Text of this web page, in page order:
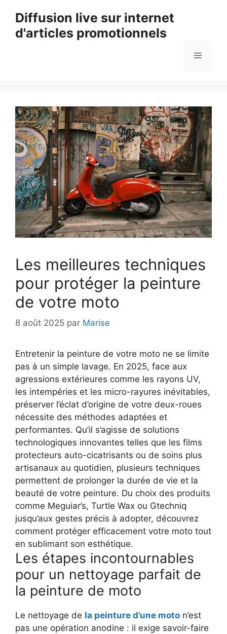
contenu
Diffusion live sur internet
d'articles promotionnels
Menu
Les meilleures techniques
pour protéger la peinture
de votre moto
8 août 2025 par Marise
Entretenir la peinture de votre moto ne se limite
pas à un simple lavage. En 2025, face aux
agressions extérieures comme les rayons UV,
les intempéries et les micro-rayures inévitables,
préserver l’éclat d’origine de votre deux-roues
nécessite des méthodes adaptées et
performantes. Qu’il s’agisse de solutions
technologiques innovantes telles que les films
protecteurs auto-cicatrisants ou de soins plus
artisanaux au quotidien, plusieurs techniques
permettent de prolonger la durée de vie et la
beauté de votre peinture. Du choix des produits
comme Meguiar’s, Turtle Wax ou Gtechniq
jusqu’aux gestes précis à adopter, découvrez
comment protéger efficacement votre moto tout
en sublimant son esthétique.
Les étapes incontournables
pour un nettoyage parfait de
la peinture de moto
Le nettoyage de la peinture d’une moto n’est
pas une opération anodine : il exige savoir-faire